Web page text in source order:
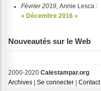
Février 2019, Annie Lesca :
« Décembre 2016 »
Nouveautés sur le Web
2000-2020Calestampar.org
Archives |Se connecter |Contact